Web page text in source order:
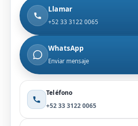
Llamar
+52 33 3122 0065
WhatsApp
Enviar mensaje
Teléfono
+52 33 3122 0065